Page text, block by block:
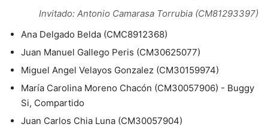
Invitado: Antonio Camarasa Torrubia (CM81293397)
Ana Delgado Belda (CMC8912368)
Juan Manuel Gallego Peris (CM30625077)
Miguel Angel Velayos Gonzalez (CM30159974)
María Carolina Moreno Chacón (CM30057906) - Buggy
Si, Compartido
Juan Carlos Chia Luna (CM30057904)